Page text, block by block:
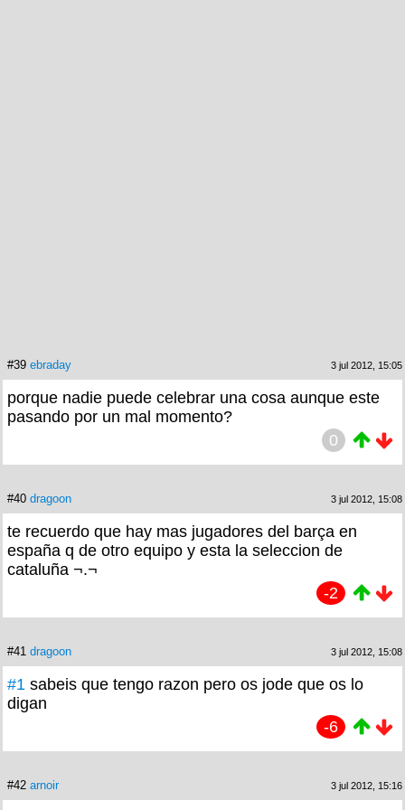
#39 ebraday 3 jul 2012, 15:05
porque nadie puede celebrar una cosa aunque este
pasando por un mal momento?
0
#40 dragoon 3 jul 2012, 15:08
te recuerdo que hay mas jugadores del barça en
españa q de otro equipo y esta la seleccion de
cataluña ¬.¬
-2
#41 dragoon 3 jul 2012, 15:08
#1 sabeis que tengo razon pero os jode que os lo
digan
-6
#42 arnoir 3 jul 2012, 15:16